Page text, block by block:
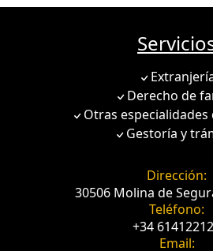
Derecho de
Otras
Gestoría y
Dirección:
30506 Molina de
Teléfono:
+34
Email: